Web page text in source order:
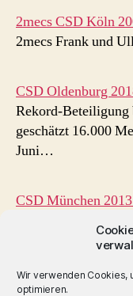
Wir verwenden Cookies,
optimieren.
2mecs CSD Köln
2mecs Frank und
CSD Oldenburg
Rekord-Beteiligung
geschätzt 16.000
Juni…
CSD München
wir zu Besuch in…